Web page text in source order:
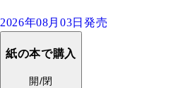
2026年08月03日発売
紙の本で購入
開/閉